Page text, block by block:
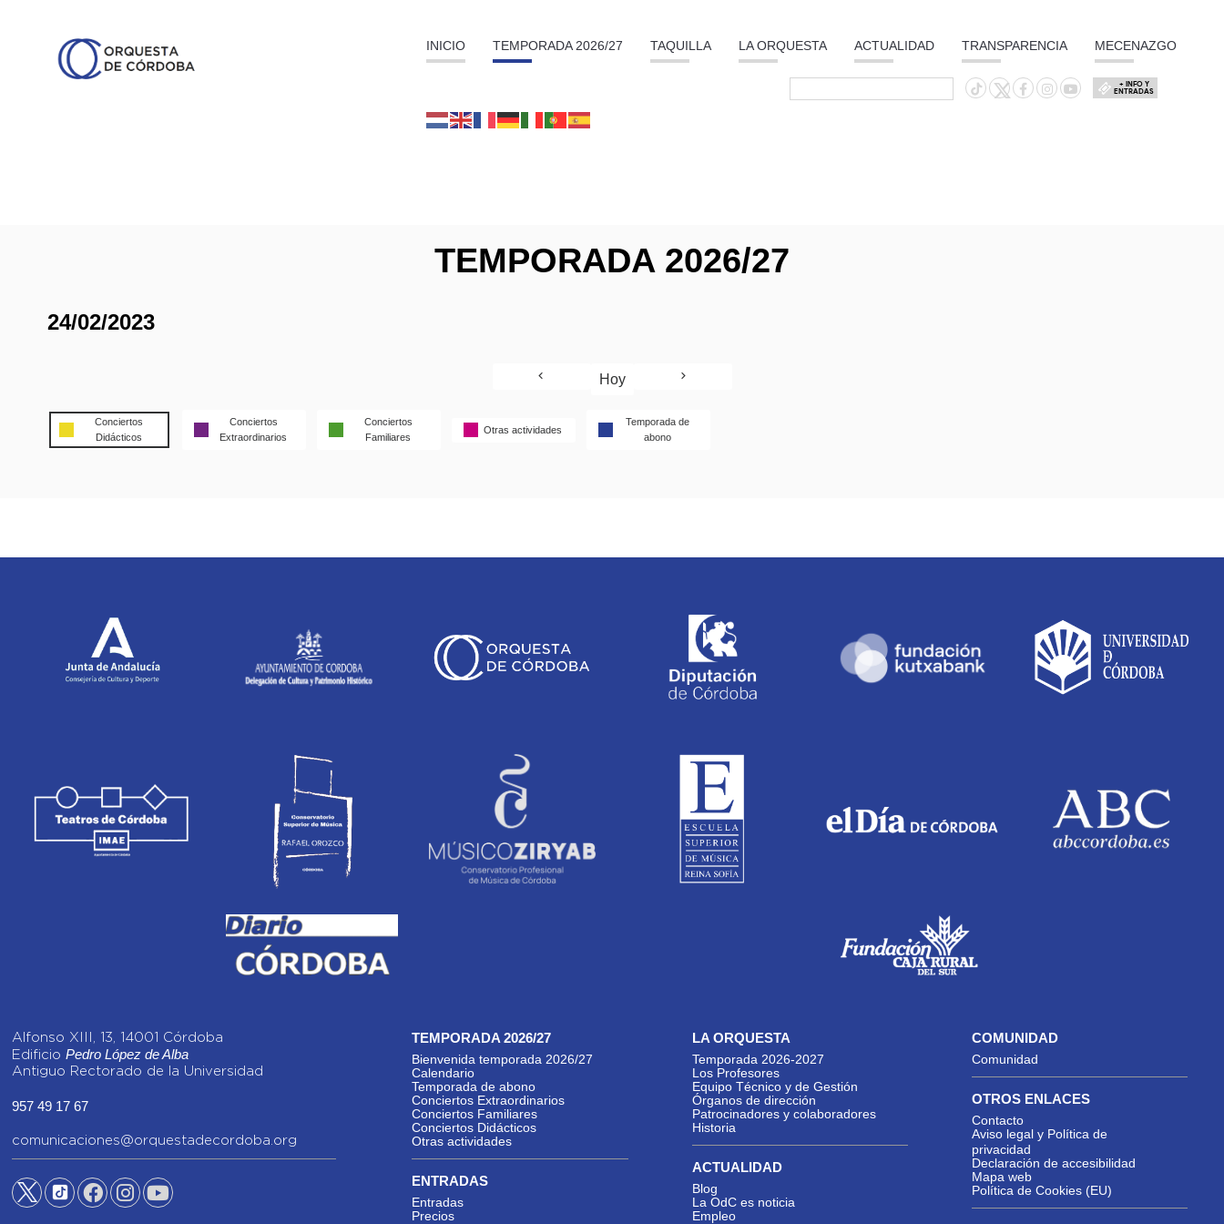
INICIO TEMPORADA 2026/27 TAQUILLA LA ORQUESTA ACTUALIDAD TRANSPARENCIA MECENAZGO
+ INFO Y
ENTRADAS
TEMPORADA 2026/27
24/02/2023
Hoy
Conciertos
Didácticos
Conciertos
Extraordinarios
Conciertos
Familiares
Otras actividades
Temporada de
abono
Alfonso XIII, 13, 14001 Córdoba
Edificio Pedro López de Alba
Antiguo Rectorado de la Universidad
957 49 17 67
comunicaciones@orquestadecordoba.org
TEMPORADA 2026/27
Bienvenida temporada 2026/27
Calendario
Temporada de abono
Conciertos Extraordinarios
Conciertos Familiares
Conciertos Didácticos
Otras actividades
ENTRADAS
Entradas
Precios
LA ORQUESTA
Temporada 2026-2027
Los Profesores
Equipo Técnico y de Gestión
Órganos de dirección
Patrocinadores y colaboradores
Historia
ACTUALIDAD
Blog
La OdC es noticia
Empleo
COMUNIDAD
Comunidad
OTROS ENLACES
Contacto
Aviso legal y Política de
privacidad
Declaración de accesibilidad
Mapa web
Política de Cookies (EU)